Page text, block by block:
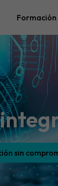
sin